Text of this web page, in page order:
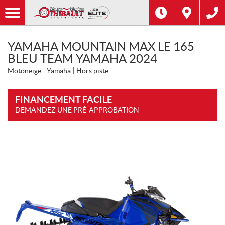
YAMAHA MOUNTAIN MAX LE 165
BLEU TEAM YAMAHA 2024
Motoneige Yamaha Hors piste
FINANCEMENT FACILE
DEMANDEZ UNE PRÉ-APPROBATION